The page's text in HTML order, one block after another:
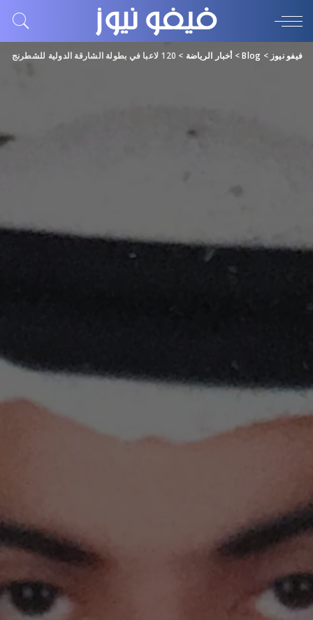
فيفو نيوز >
Blog
> أخبار الرياضة > 120 لاعبا في بطولة الشارقة الدولية للشطرنج